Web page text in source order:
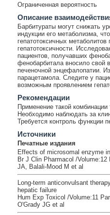
Ограниченная вероятность
Описание
Барбитураты могут снижать
индукции его метаболизма,
гепатотоксичных
гепатотоксичности.
пациентов, получавших
фенобарбитала вносило свой
печеночной энцефалопатии.
парацетамола. Следите у
возможным проявлением
Рекомендации
Применение такой
Необходимо наблюдать за
Требуется контроль функции
Источники
Печатные издания
Effects of microsomal enzyme
Br J Clin Pharmacol /
JA, Balali-Mood M et al
Long-term anticonvulsant
hepatic failure
Hum Exp Toxicol /Volume:11
O'Grady JG et al